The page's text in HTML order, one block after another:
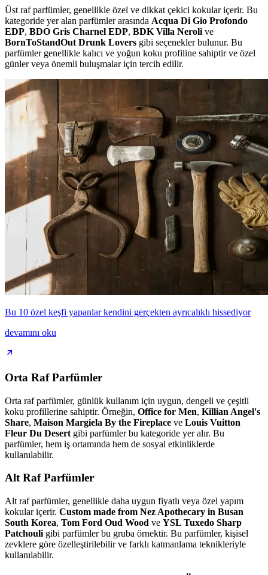
Üst raf parfümler, genellikle özel ve dikkat çekici kokular içerir. Bu
kategoride yer alan parfümler arasında Acqua Di Gio Profondo
EDP, BDO Gris Charnel EDP, BDK Villa Neroli ve
BornToStandOut Drunk Lovers gibi seçenekler bulunur. Bu
parfümler genellikle kalıcı ve yoğun koku profiline sahiptir ve özel
günler veya önemli buluşmalar için tercih edilir.
Bu 10 özel keşfi yapanlar kendini gerçekten ayrıcalıklı hissediyor
devamını oku
Orta Raf Parfümler
Orta raf parfümler, günlük kullanım için uygun, dengeli ve çeşitli
koku profillerine sahiptir. Örneğin, Office for Men, Killian Angel's
Share, Maison Margiela By the Fireplace ve Louis Vuitton
Fleur Du Desert gibi parfümler bu kategoride yer alır. Bu
parfümler, hem iş ortamında hem de sosyal etkinliklerde
kullanılabilir.
Alt Raf Parfümler
Alt raf parfümler, genellikle daha uygun fiyatlı veya özel yapım
kokular içerir. Custom made from Nez Apothecary in Busan
South Korea, Tom Ford Oud Wood ve YSL Tuxedo Sharp
Patchouli gibi parfümler bu gruba örnektir. Bu parfümler, kişisel
zevklere göre özelleştirilebilir ve farklı katmanlama teknikleriyle
kullanılabilir.